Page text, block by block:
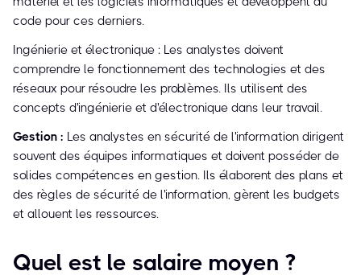
code pour ces derniers.
Ingénierie et électronique : Les analystes doivent
comprendre le fonctionnement des technologies et des
réseaux pour résoudre les problèmes. Ils utilisent des
concepts d'ingénierie et d'électronique dans leur travail.
Gestion : Les analystes en sécurité de l'information dirigent
souvent des équipes informatiques et doivent posséder de
solides compétences en gestion. Ils élaborent des plans et
des règles de sécurité de l'information, gèrent les budgets
et allouent les ressources.
Quel est le salaire moyen ?